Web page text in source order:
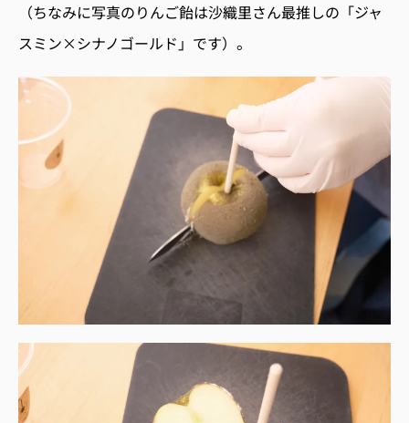
（ちなみに写真のりんご飴は沙織里さん最推しの「ジャ
スミン×シナノゴールド」です） 。